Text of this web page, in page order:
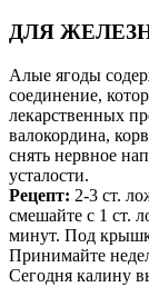
ДЛЯ
Алые ягоды
соединение,
лекарственных
валокордина,
снять нервное
усталости.
Рецепт: 2-3 ст.
смешайте с 1 ст.
минут. Под
Принимайте
Сегодня калину